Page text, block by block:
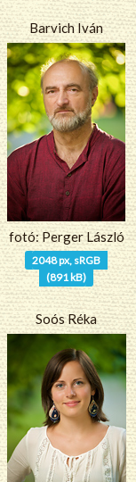
Barvich Iván
fotó: Perger László
2048 px, sRGB
(891 kB)
Soós Réka